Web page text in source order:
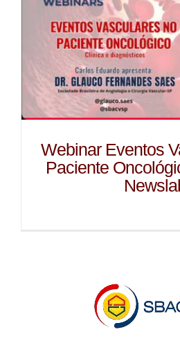
Webinar Eventos
Paciente